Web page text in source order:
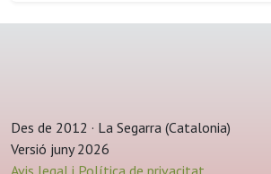
Des de 2012 · La Segarra (Catalonia)
Versió juny 2026
Avis legal i Política de privacitat